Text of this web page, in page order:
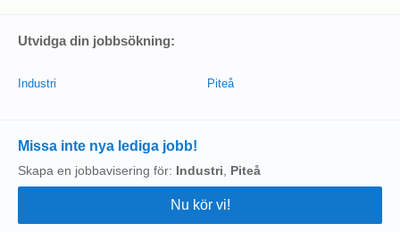
Utvidga din jobbsökning:
Industri Piteå
Missa inte nya lediga jobb!
Skapa en jobbavisering för: Industri Piteå